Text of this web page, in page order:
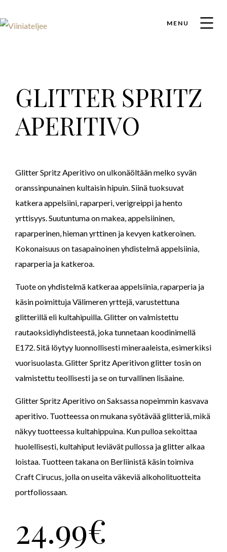
MENU
GLITTER SPRITZ
APERITIVO
Glitter Spritz Aperitivo on ulkonäöltään melko syvän
oranssinpunainen kultaisin hipuin. Siinä tuoksuvat
katkera appelsiini, raparperi, verigreippi ja hento
yrttisyys. Suutuntuma on makea, appelsiininen,
raparperinen, hieman yrttinen ja kevyen katkeroinen.
Kokonaisuus on tasapainoinen yhdistelmä appelsiinia,
raparperia ja katkeroa.
Tuote on yhdistelmä katkeraa appelsiinia, raparperia ja
käsin poimittuja Välimeren yrttejä, varustettuna
glitterillä eli kultahipuilla. Glitter on valmistettu
rautaoksidiyhdisteestä, joka tunnetaan koodinimellä
E172. Sitä löytyy luonnollisesti mineraaleista, esimerkiksi
vuorisuolasta. Glitter Spritz Aperitivon glitter tosin on
valmistettu teollisesti ja se on turvallinen lisäaine.
Glitter Spritz Aperitivo on Saksassa nopeimmin kasvava
aperitivo. Tuotteessa on mukana syötävää glitteriä, mikä
näkyy tuotteessa kultahippuina. Kun pulloa sekoittaa
huolellisesti, kultahiput leviävät pullossa ja glitter alkaa
loistaa. Tuotteen takana on Berliinistä käsin toimiva
Craft Cirucus, jolla on useita väkeviä alkoholituotteita
portfoliossaan.
24.99€